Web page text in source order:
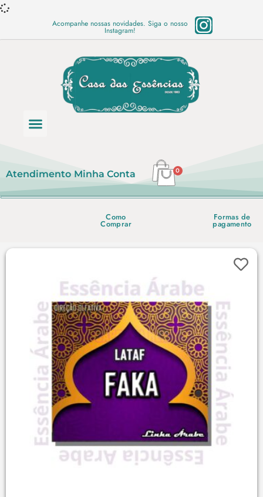
Acompanhe nossas novidades. Siga o nosso
Instagram!
Atendimento Minha Conta 0
Como
Comprar
Formas de
pagamento